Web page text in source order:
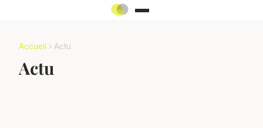
Accueil › Actu
Actu